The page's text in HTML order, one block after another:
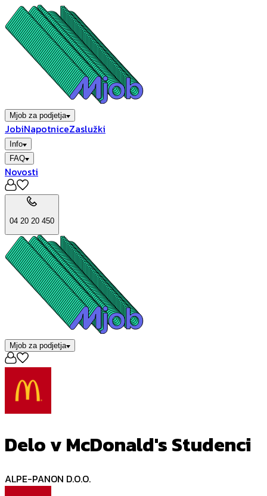
Mjob za podjetja
JobiNapotniceZaslužki
Info
FAQ
Novosti
04 20 20 450
Mjob za podjetja
Delo v McDonald's Studenci
ALPE-PANON D.O.O.